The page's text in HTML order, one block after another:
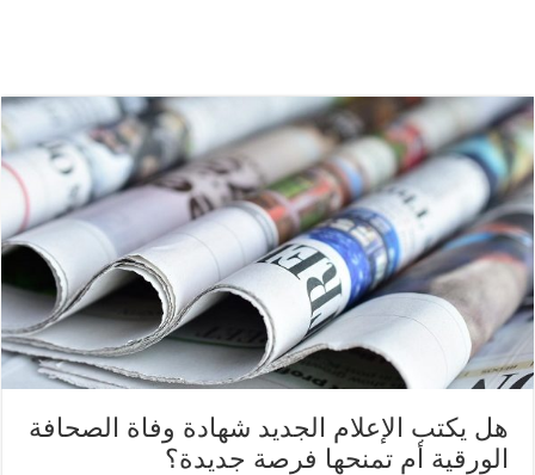
هل يكتب الإعلام الجديد شهادة وفاة الصحافة
الورقية أم تمنحها فرصة جديدة؟